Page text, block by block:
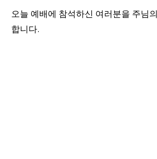
오늘 예배에 참석하신 여러분을 주님
합니다.